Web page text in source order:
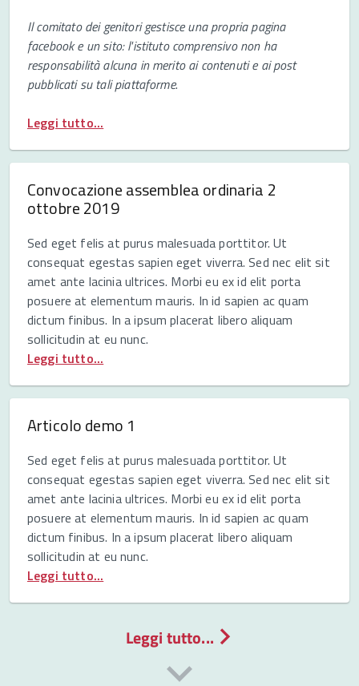
Il comitato dei genitori gestisce una propria pagina
facebook e un sito: l'istituto comprensivo non ha
responsabilità alcuna in merito ai contenuti e ai post
pubblicati su tali piattaforme.
Leggi tutto...
Convocazione assemblea ordinaria 2
ottobre 2019
Sed eget felis at purus malesuada porttitor. Ut
consequat egestas sapien eget viverra. Sed nec elit sit
amet ante lacinia ultrices. Morbi eu ex id elit porta
posuere at elementum mauris. In id sapien ac quam
dictum finibus. In a ipsum placerat libero aliquam
sollicitudin at eu nunc.
Leggi tutto...
Articolo demo 1
Sed eget felis at purus malesuada porttitor. Ut
consequat egestas sapien eget viverra. Sed nec elit sit
amet ante lacinia ultrices. Morbi eu ex id elit porta
posuere at elementum mauris. In id sapien ac quam
dictum finibus. In a ipsum placerat libero aliquam
sollicitudin at eu nunc.
Leggi tutto...
Leggi tutto...